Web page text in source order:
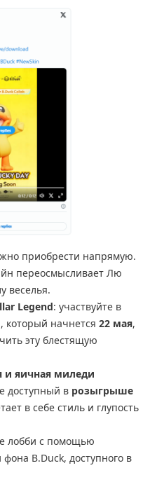
приобрести напрямую.
переосмысливает Лю
веселья.
Legend: участвуйте в
, который начнется 22 мая,
эту блестящую
и яичная миледи
доступный в розыгрыше
в себе стиль и глупость
лобби с помощью
B.Duck, доступного в